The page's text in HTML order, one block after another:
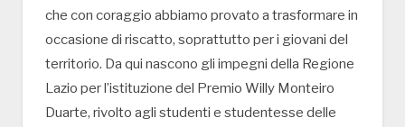
che con coraggio abbiamo provato a trasformare in
occasione di riscatto, soprattutto per i giovani del
territorio. Da qui nascono gli impegni della Regione
Lazio per l’istituzione del Premio Willy Monteiro
Duarte, rivolto agli studenti e studentesse delle